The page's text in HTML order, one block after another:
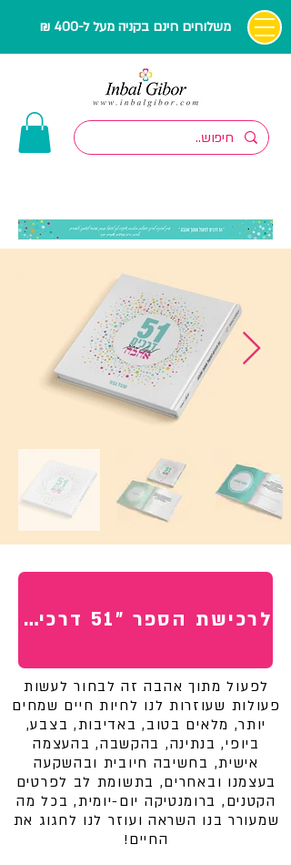
משלוחים חינם בקניה מעל ל-400 ₪
לרכישת הספר "51 דרכים לפעול מתוך אהבה"
לפעול מתוך אהבה זה לבחור לעשות
פעולות שעוזרות לנו לחיות חיים שמחים
יותר, מלאים בטוב, באדיבות, בצבע,
ביופי, בנתינה, בהקשבה, בהעצמה
אישית, בחשיבה חיובית ובהשקעה
בעצמנו ובאחרים, בתשומת לב לפרטים
הקטנים, ברומנטיקה יום-יומית, בכל מה
שמעורר בנו השראה ועוזר לנו לחגוג את
החיים!